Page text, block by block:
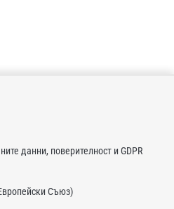
данни, поверителност и GDPR
Съюз)